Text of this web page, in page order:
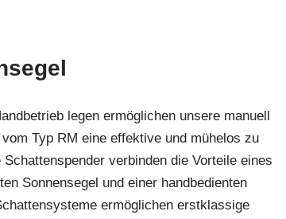
legen ermöglichen unsere manuell
Typ RM eine effektive und mühelos zu
verbinden die Vorteile eines
Sonnensegel und einer handbedienten
ermöglichen erstklassige